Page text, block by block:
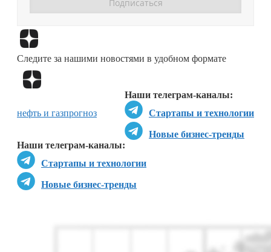
Следите за нашими новостями в удобном формате
Наши телеграм-каналы:
Стартапы и технологии
Новые бизнес-тренды
Наши телеграм-каналы:
Стартапы и технологии
Новые бизнес-тренды
нефть и газпрогноз